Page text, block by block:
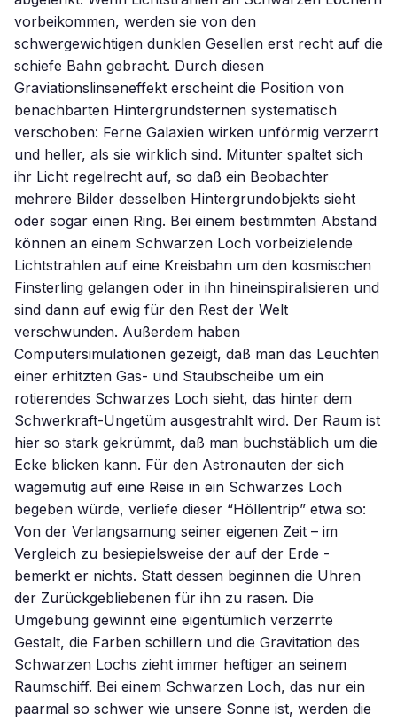
vorbeikommen, werden sie von den
schwergewichtigen dunklen Gesellen erst recht auf die
schiefe Bahn gebracht. Durch diesen
Graviationslinseneffekt erscheint die Position von
benachbarten Hintergrundsternen systematisch
verschoben: Ferne Galaxien wirken unförmig verzerrt
und heller, als sie wirklich sind. Mitunter spaltet sich
ihr Licht regelrecht auf, so daß ein Beobachter
mehrere Bilder desselben Hintergrundobjekts sieht
oder sogar einen Ring. Bei einem bestimmten Abstand
können an einem Schwarzen Loch vorbeizielende
Lichtstrahlen auf eine Kreisbahn um den kosmischen
Finsterling gelangen oder in ihn hineinspiralisieren und
sind dann auf ewig für den Rest der Welt
verschwunden. Außerdem haben
Computersimulationen gezeigt, daß man das Leuchten
einer erhitzten Gas- und Staubscheibe um ein
rotierendes Schwarzes Loch sieht, das hinter dem
Schwerkraft-Ungetüm ausgestrahlt wird. Der Raum ist
hier so stark gekrümmt, daß man buchstäblich um die
Ecke blicken kann. Für den Astronauten der sich
wagemutig auf eine Reise in ein Schwarzes Loch
begeben würde, verliefe dieser “Höllentrip” etwa so:
Von der Verlangsamung seiner eigenen Zeit – im
Vergleich zu besiepielsweise der auf der Erde -
bemerkt er nichts. Statt dessen beginnen die Uhren
der Zurückgebliebenen für ihn zu rasen. Die
Umgebung gewinnt eine eigentümlich verzerrte
Gestalt, die Farben schillern und die Gravitation des
Schwarzen Lochs zieht immer heftiger an seinem
Raumschiff. Bei einem Schwarzen Loch, das nur ein
paarmal so schwer wie unsere Sonne ist, werden die